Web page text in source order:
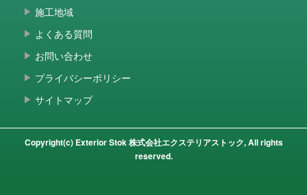
施工地域
よくある質問
お問い合わせ
プライバシーポリシー
サイトマップ
Copyright(c) Exterior Stok 株式会社エクステリアストック, All rights
reserved.